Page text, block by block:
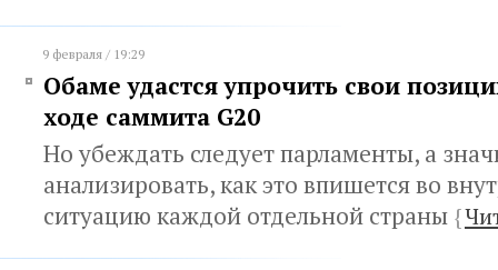
9 февраля / 19:29
Обаме удастся упрочить свои
ходе саммита G20
Но убеждать следует парламенты, а
анализировать, как это впишется во
ситуацию каждой отдельной страны {